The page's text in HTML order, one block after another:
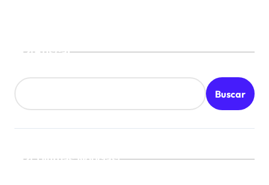
a
Buscar
Buscar
¡Ultimas Noticias!